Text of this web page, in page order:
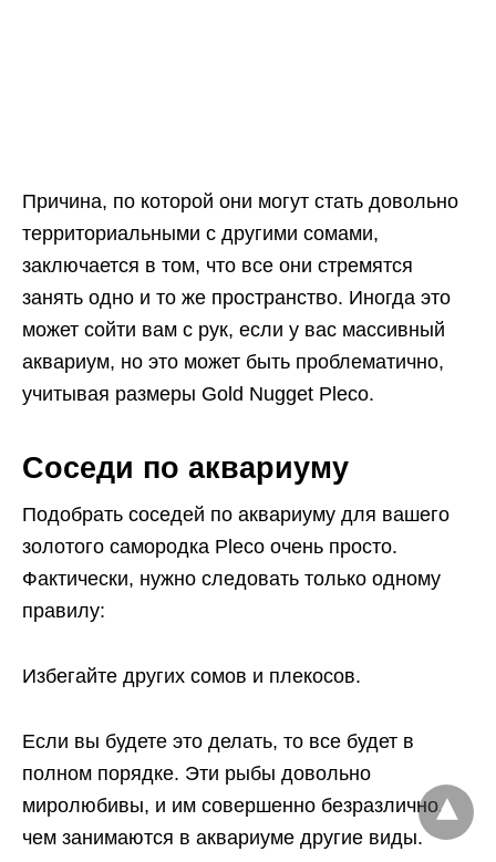
Причина, по которой они могут стать довольно
территориальными с другими сомами,
заключается в том, что все они стремятся
занять одно и то же пространство. Иногда это
может сойти вам с рук, если у вас массивный
аквариум, но это может быть проблематично,
учитывая размеры Gold Nugget Pleco.
Соседи по аквариуму
Подобрать соседей по аквариуму для вашего
золотого самородка Pleco очень просто.
Фактически, нужно следовать только одному
правилу:
Избегайте других сомов и плекосов.
Если вы будете это делать, то все будет в
полном порядке. Эти рыбы довольно
миролюбивы, и им совершенно безразлично,
чем занимаются в аквариуме другие виды.